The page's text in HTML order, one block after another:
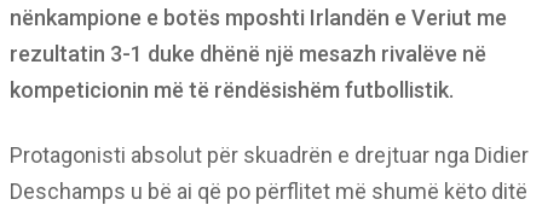
nënkampione e botës mposhti Irlandën e Veriut me
rezultatin 3-1 duke dhënë një mesazh rivalëve në
kompeticionin më të rëndësishëm futbollistik.
Protagonisti absolut për skuadrën e drejtuar nga Didier
Deschamps u bë ai që po përflitet më shumë këto ditë